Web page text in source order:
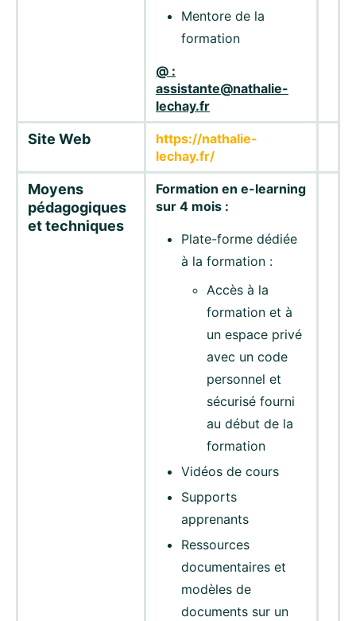
Mentore de la
formation
@ :
assistante@nathalie-
lechay.fr
Site Web
https://nathalie-
lechay.fr/
Moyens
pédagogiques
et techniques
Formation en e-learning
sur 4 mois :
Plate-forme dédiée
à la formation :
Accès à la
formation et à
un espace privé
avec un code
personnel et
sécurisé fourni
au début de la
formation
Vidéos de cours
Supports
apprenants
Ressources
documentaires et
modèles de
documents sur un